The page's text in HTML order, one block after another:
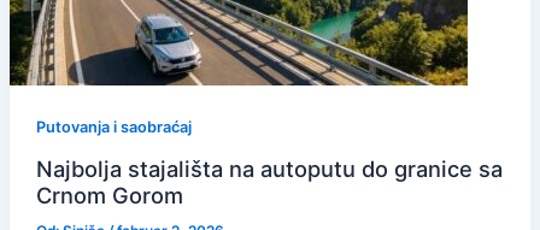
Putovanja i saobraćaj
Najbolja stajališta na autoputu do granice sa
Crnom Gorom